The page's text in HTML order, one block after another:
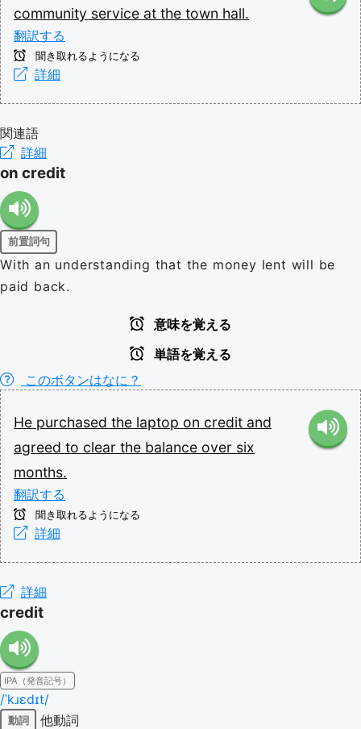
community service at the town hall.
翻訳する
聞き取れるようになる
詳細
関連語
詳細
on credit
前置詞句
With an understanding that the money lent will be
paid back.
意味を覚える
単語を覚える
このボタンはなに？
He purchased the laptop on credit and
agreed to clear the balance over six
months.
翻訳する
聞き取れるようになる
詳細
詳細
credit
IPA（発音記号）
/ˈkɹɛdɪt/
動詞 他動詞